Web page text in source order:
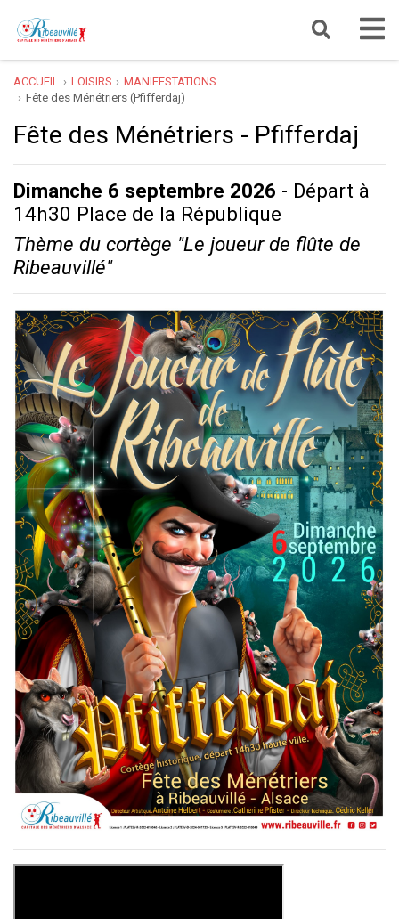
ACCUEIL LOISIRS
MANIFESTATIONS
Fête des Ménétriers (Pfifferdaj)
Fête des Ménétriers - Pfifferdaj
Dimanche 6 septembre 2026 - Départ à
14h30 Place de la République
Thème du cortège "Le joueur de flûte de
Ribeauvillé"